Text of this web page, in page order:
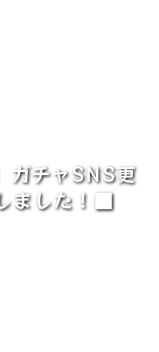
ガチャSNS更
ました！■